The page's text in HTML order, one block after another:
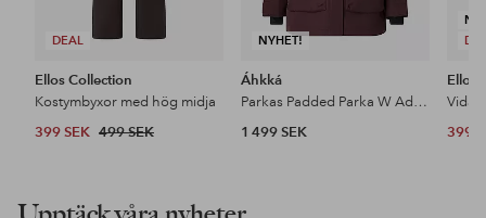
DEAL
Ellos Collection
Kostymbyxor med hög midja
399 SEK 499 SEK
NYHET!
Áhkká
Parkas Padded Parka W Adjustable Waist
1 499 SEK
Ellos
399